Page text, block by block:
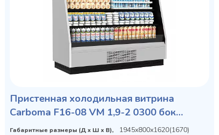
Пристенная холодильная витрина
Carboma F16-08 VM 1,9-2 0300 бок
металл
Габаритные размеры (Д х Ш х В),
1945х800х1620(1670)